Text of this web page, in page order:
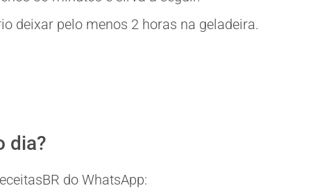
deixar pelo menos 2 horas na geladeira.
dia?
do WhatsApp: